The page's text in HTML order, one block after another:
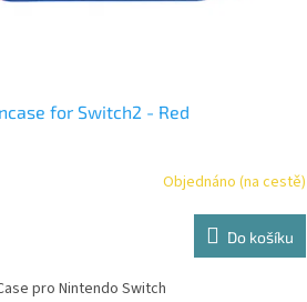
for Switch2 - Red
Objednáno (na cestě)
Do košíku
pro Nintendo Switch